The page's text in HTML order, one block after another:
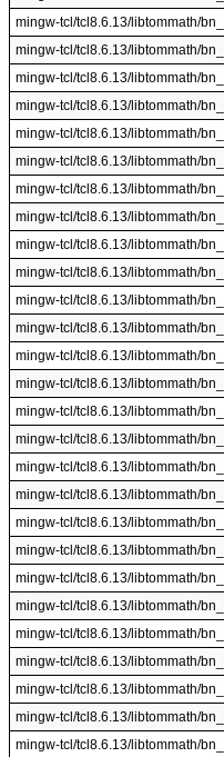
mingw-tcl/tcl8.6.13/libtommath/
mingw-tcl/tcl8.6.13/libtommath/
mingw-tcl/tcl8.6.13/libtommath/
mingw-tcl/tcl8.6.13/libtommath/
mingw-tcl/tcl8.6.13/libtommath/
mingw-tcl/tcl8.6.13/libtommath/
mingw-tcl/tcl8.6.13/libtommath/
mingw-tcl/tcl8.6.13/libtommath/
mingw-tcl/tcl8.6.13/libtommath/
mingw-tcl/tcl8.6.13/libtommath/
mingw-tcl/tcl8.6.13/libtommath/
mingw-tcl/tcl8.6.13/libtommath/
mingw-tcl/tcl8.6.13/libtommath/
mingw-tcl/tcl8.6.13/libtommath/
mingw-tcl/tcl8.6.13/libtommath/
mingw-tcl/tcl8.6.13/libtommath/
mingw-tcl/tcl8.6.13/libtommath/
mingw-tcl/tcl8.6.13/libtommath/
mingw-tcl/tcl8.6.13/libtommath/
mingw-tcl/tcl8.6.13/libtommath/
mingw-tcl/tcl8.6.13/libtommath/
mingw-tcl/tcl8.6.13/libtommath/
mingw-tcl/tcl8.6.13/libtommath/
mingw-tcl/tcl8.6.13/libtommath/
mingw-tcl/tcl8.6.13/libtommath/
mingw-tcl/tcl8.6.13/libtommath/
mingw-tcl/tcl8.6.13/libtommath/